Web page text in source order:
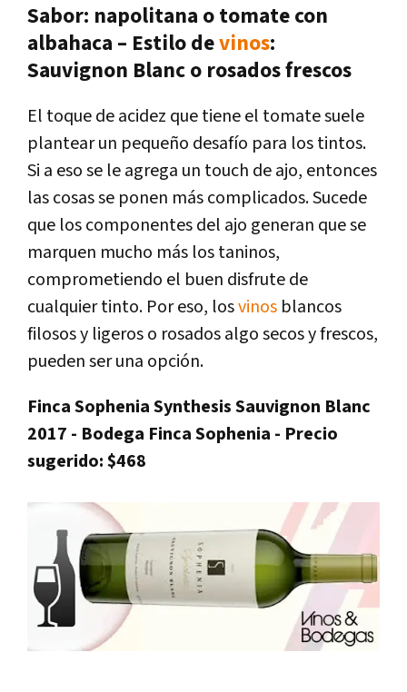
Sabor: napolitana o tomate con
albahaca – Estilo devinos:
Sauvignon Blanc o rosados frescos
El toque de acidez que tiene el tomate suele
plantear un pequeño desafío para los tintos.
Si a eso se le agrega un touch de ajo, entonces
las cosas se ponen más complicados. Sucede
que los componentes del ajo generan que se
marquen mucho más los taninos,
comprometiendo el buen disfrute de
cualquier tinto. Por eso, losvinos blancos
filosos y ligeros o rosados algo secos y frescos,
pueden ser una opción.
Finca Sophenia Synthesis Sauvignon Blanc
2017 - Bodega Finca Sophenia - Precio
sugerido: $468